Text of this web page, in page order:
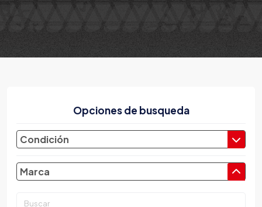
Opciones de busqueda
Condición
Marca